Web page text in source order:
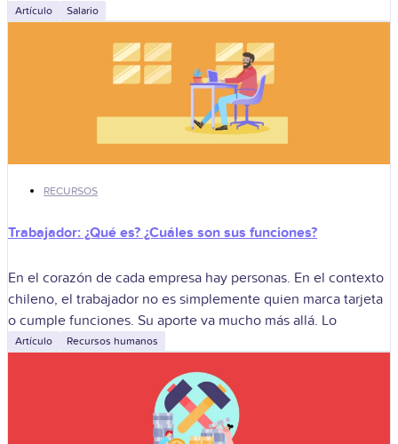
Artículo Salario
RECURSOS
Trabajador: ¿Qué es? ¿Cuáles son sus funciones?
En el corazón de cada empresa hay personas. En el contexto
chileno, el trabajador no es simplemente quien marca tarjeta
o cumple funciones. Su aporte va mucho más allá. Lo
Artículo Recursos humanos